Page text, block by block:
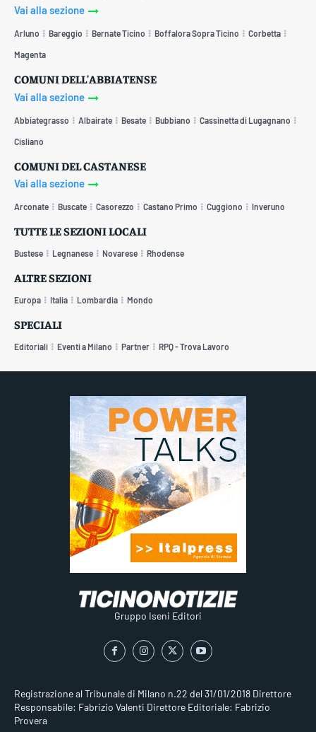
Vai alla sezione
Arluno Bareggio Bernate Ticino Boffalora Sopra Ticino Corbetta
Magenta
COMUNI DELL'ABBIATENSE
Vai alla sezione
Abbiategrasso Albairate Besate Bubbiano Cassinetta di Lugagnano
Cisliano
COMUNI DEL CASTANESE
Vai alla sezione
Arconate Buscate Casorezzo Castano Primo Cuggiono Inveruno
TUTTE LE SEZIONI LOCALI
Bustese Legnanese Novarese Rhodense
ALTRE SEZIONI
Europa Italia Lombardia Mondo
SPECIALI
Editoriali Eventi a Milano Partner RPQ - Trova Lavoro
Gruppo Iseni Editori
Registrazione al Tribunale di Milano n.22 del 31/01/2018 Direttore
Responsabile: Fabrizio Valenti Direttore Editoriale: Fabrizio
Provera